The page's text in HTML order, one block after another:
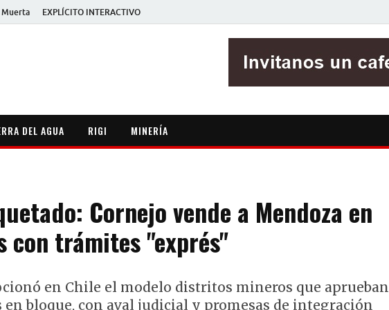
Muerta EXPLÍCITO INTERACTIVO
DEL AGUA RIGI MINERÍA
Cornejo vende a Mendoza en
con trámites "exprés"
en Chile el modelo distritos mineros que aprueban
en bloque, con aval judicial y promesas de integración